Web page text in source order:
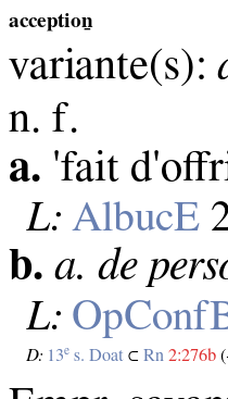
acceptioṉ
variante(s):
n. f.
a. 'fait
L: AlbucE
b. a. de
L:
D: 13e s. Doat ⊂Rn 2:276b (